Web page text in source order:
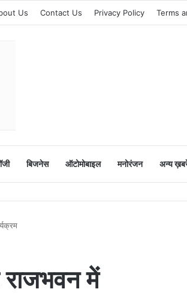
Us Contact Us Privacy Policy Terms
बिजनेस ऑटोमोबाइल मनोरंजन अन्य
राजभवन में